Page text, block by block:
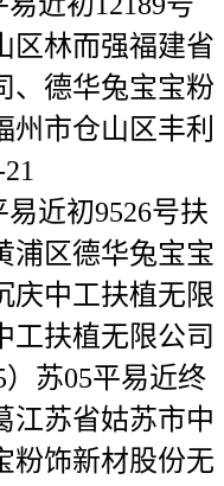
区林而强福建省
、德华兔宝宝粉
市仓山区丰利
易近初9526号扶
浦区德华兔宝宝
庆中工扶植无限
工扶植无限公司
）苏05平易近终
江苏省姑苏市中
粉饰新材股份无